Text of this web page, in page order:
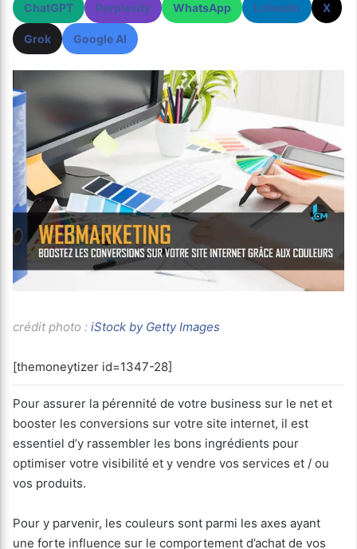
ChatGPT Perplexity WhatsApp LinkedIn X
Grok Google AI
crédit photo : iStock by Getty Images
[themoneytizer id=1347-28]
Pour assurer la pérennité de votre business sur le net et
booster les conversions sur votre site internet, il est
essentiel d’y rassembler les bons ingrédients pour
optimiser votre visibilité et y vendre vos services et / ou
vos produits.
Pour y parvenir, les couleurs sont parmi les axes ayant
une forte influence sur le comportement d’achat de vos